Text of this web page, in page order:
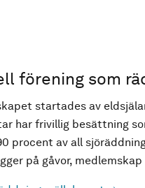
förening som
startades av
har frivillig besättning
procent av all
på gåvor,